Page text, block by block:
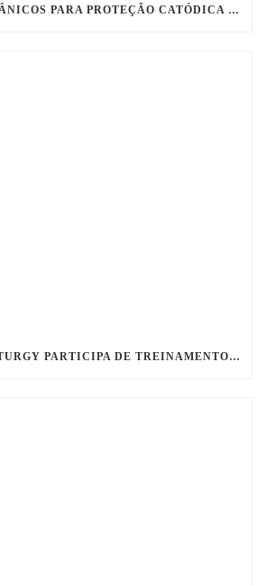
ANODOS GALVÂNICOS PARA PROTEÇÃO CATÓDICA DE ESTRUTURAS METÁLICAS SUBMERSAS
EQUIPE DA NATURGY PARTICIPA DE TREINAMENTO PRÁTICO EM PROTEÇÃO CATÓDICA NO CTPC DA EGD ENGENHARIA!